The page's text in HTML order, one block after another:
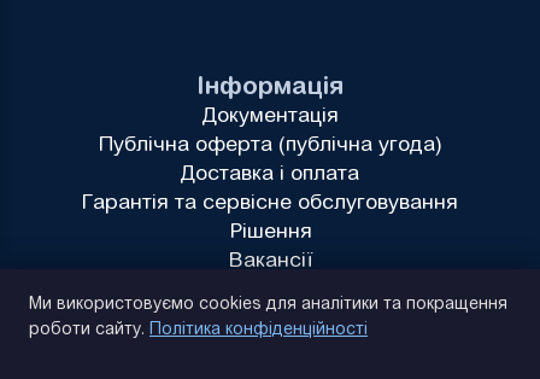
Інформація
Документація
Публічна оферта (публічна угода)
Доставка і оплата
Гарантія та сервісне обслуговування
Рішення
Вакансії
Ми використовуємо cookies для аналітики та покращення
роботи сайту. Політика конфіденційності